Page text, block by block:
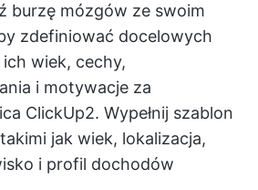
burzę mózgów ze swoim
zdefiniować docelowych
wiek, cechy,
i motywacje za
ClickUp2. Wypełnij szablon
jak wiek, lokalizacja,
i profil dochodów